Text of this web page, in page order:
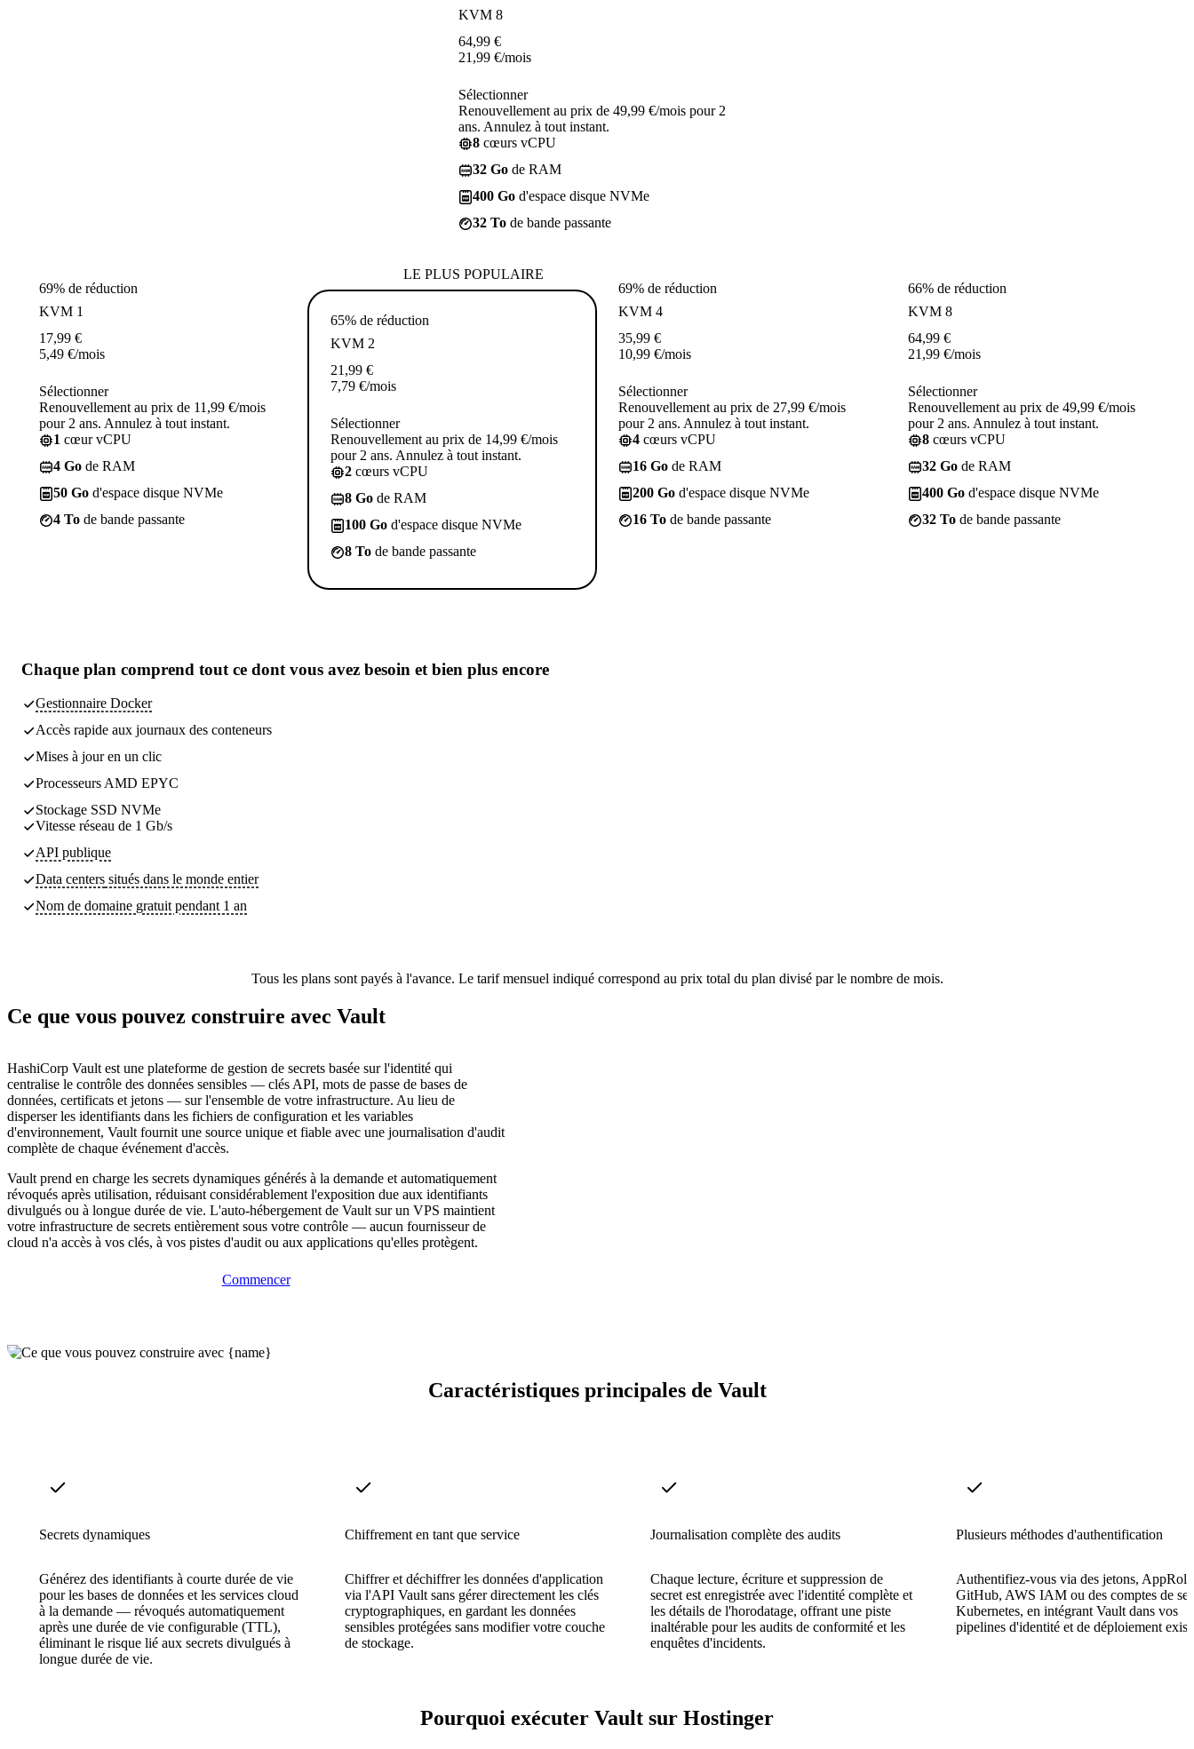
KVM 8
64,99 €
21,99 €/mois
Sélectionner
Renouvellement au prix de 49,99 €/mois pour 2
ans. Annulez à tout instant.
8 cœurs vCPU
32 Go de RAM
400 Go d'espace disque NVMe
32 To de bande passante
69% de réduction
KVM 1
17,99 €
5,49 €/mois
Sélectionner
Renouvellement au prix de 11,99 €/mois
pour 2 ans. Annulez à tout instant.
1 cœur vCPU
4 Go de RAM
50 Go d'espace disque NVMe
4 To de bande passante
LE PLUS POPULAIRE
65% de réduction
KVM 2
21,99 €
7,79 €/mois
Sélectionner
Renouvellement au prix de 14,99 €/mois
pour 2 ans. Annulez à tout instant.
2 cœurs vCPU
8 Go de RAM
100 Go d'espace disque NVMe
8 To de bande passante
69% de réduction
KVM 4
35,99 €
10,99 €/mois
Sélectionner
Renouvellement au prix de 27,99 €/mois
pour 2 ans. Annulez à tout instant.
4 cœurs vCPU
16 Go de RAM
200 Go d'espace disque NVMe
16 To de bande passante
66% de réduction
KVM 8
64,99 €
21,99 €/mois
Sélectionner
Renouvellement au prix de 49,99 €/mois
pour 2 ans. Annulez à tout instant.
8 cœurs vCPU
32 Go de RAM
400 Go d'espace disque NVMe
32 To de bande passante
Chaque plan comprend tout ce dont vous avez besoin et bien plus encore
Gestionnaire Docker
Accès rapide aux journaux des conteneurs
Mises à jour en un clic
Processeurs AMD EPYC
Stockage SSD NVMe
Vitesse réseau de 1 Gb/s
API publique
Data centers situés dans le monde entier
Nom de domaine gratuit pendant 1 an
Tous les plans sont payés à l'avance. Le tarif mensuel indiqué correspond au prix total du plan divisé par le nombre de mois.
Ce que vous pouvez construire avec Vault
HashiCorp Vault est une plateforme de gestion de secrets basée sur l'identité qui
centralise le contrôle des données sensibles — clés API, mots de passe de bases de
données, certificats et jetons — sur l'ensemble de votre infrastructure. Au lieu de
disperser les identifiants dans les fichiers de configuration et les variables
d'environnement, Vault fournit une source unique et fiable avec une journalisation d'audit
complète de chaque événement d'accès.
Vault prend en charge les secrets dynamiques générés à la demande et automatiquement
révoqués après utilisation, réduisant considérablement l'exposition due aux identifiants
divulgués ou à longue durée de vie. L'auto-hébergement de Vault sur un VPS maintient
votre infrastructure de secrets entièrement sous votre contrôle — aucun fournisseur de
cloud n'a accès à vos clés, à vos pistes d'audit ou aux applications qu'elles protègent.
Commencer
Caractéristiques principales de Vault
Secrets dynamiques
Générez des identifiants à courte durée de vie
pour les bases de données et les services cloud
à la demande — révoqués automatiquement
après une durée de vie configurable (TTL),
éliminant le risque lié aux secrets divulgués à
longue durée de vie.
Chiffrement en tant que service
Chiffrer et déchiffrer les données d'application
via l'API Vault sans gérer directement les clés
cryptographiques, en gardant les données
sensibles protégées sans modifier votre couche
de stockage.
Journalisation complète des audits
Chaque lecture, écriture et suppression de
secret est enregistrée avec l'identité complète et
les détails de l'horodatage, offrant une piste
inaltérable pour les audits de conformité et les
enquêtes d'incidents.
Plusieurs méthodes d'authentification
Authentifiez-vous via des jetons,
GitHub, AWS IAM ou des comptes de
Kubernetes, en intégrant Vault dans vos
pipelines d'identité et de déploiement
Pourquoi exécuter Vault sur Hostinger